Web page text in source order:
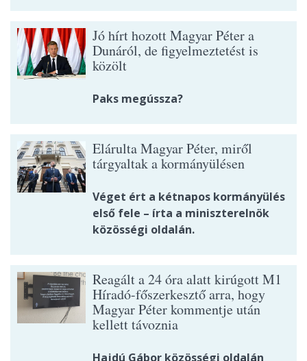
Jó hírt hozott Magyar Péter a
Dunáról, de figyelmeztetést is
közölt
Paks megússza?
Elárulta Magyar Péter, miről
tárgyaltak a kormányülésen
Véget ért a kétnapos kormányülés
első fele – írta a miniszterelnök
közösségi oldalán.
Reagált a 24 óra alatt kirúgott M1
Híradó-főszerkesztő arra, hogy
Magyar Péter kommentje után
kellett távoznia
Hajdú Gábor közösségi oldalán